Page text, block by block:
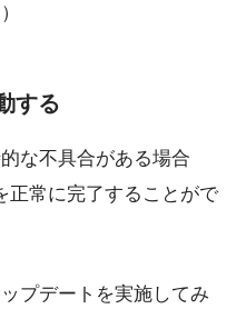
する
な不具合がある場合
正常に完了することがで
プデートを実施してみ